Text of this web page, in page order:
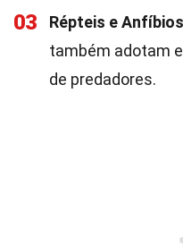
03 Répteis e Anfíbios
também adotam
de predadores.